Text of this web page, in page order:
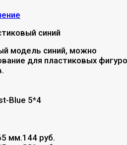
модель синий, можно
для пластиковых
Blue 5*4
мм.144 руб.